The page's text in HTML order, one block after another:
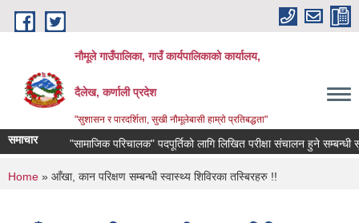
Skip to main content
नौमूले गाउँपालिका, गाउँ कार्यपालिकाको कार्यालय,
दैलेख, कर्णाली प्रदेश
"सुशासन र पारदर्शिता, सुखी नौमूलेबासी हाम्रो प्रतिबद्धता"
समाचार"सामाजिक परिचालक" पदपूर्तिको लागि लिखित परीक्षा संचालन हुने सम्बन्धी सूचना !!
You are here
Home » आँखा, कान परिक्षण सम्बन्धी स्वास्थ्य शिविरका तस्बिरहरु !!